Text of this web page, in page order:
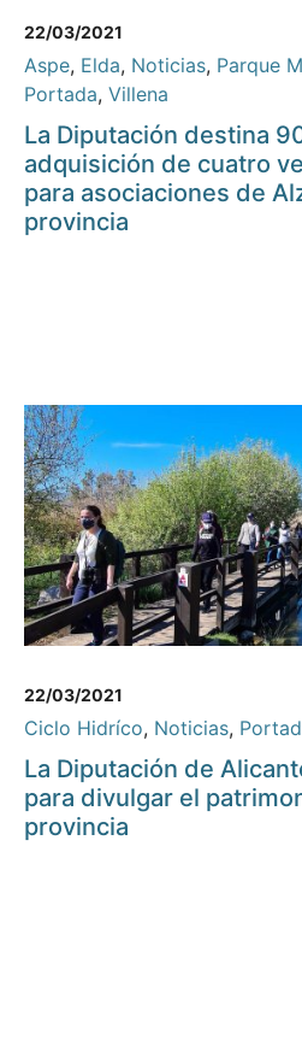
22/03/2021
Aspe, Elda, Noticias, Parque
Portada, Villena
La Diputación destina
adquisición de cuatro
para asociaciones de
provincia
22/03/2021
Ciclo Hidríco, Noticias,
La Diputación de
para divulgar el
provincia